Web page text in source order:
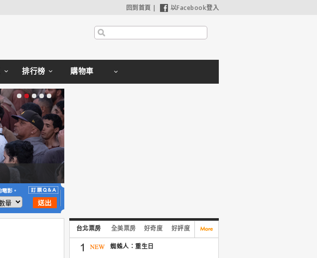
回到首頁 | 以Facebook登入
排行榜 購物車
台北票房 全美票房 好奇度 好評度
蜘蛛人：重生日